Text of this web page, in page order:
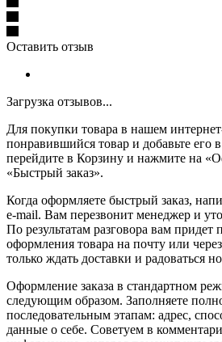
Оставить отзыв
Загрузка отзывов...
Для покупки товара в нашем
понравившийся товар и добавьте его
перейдите в Корзину и нажмите на
«Быстрый заказ».
Когда оформляете быстрый заказ,
e-mail. Вам перезвонит менеджер и
По результатам разговора вам придет
оформления товара на почту или
только ждать доставки и радоваться
Оформление заказа в стандартном
следующим образом. Заполняете
последовательным этапам: адрес,
данные о себе. Советуем в